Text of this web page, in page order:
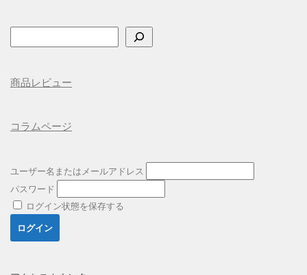
索
商品レビュー
コラムページ
ユーザー名またはメールアドレス
パスワード
ログイン状態を保存する